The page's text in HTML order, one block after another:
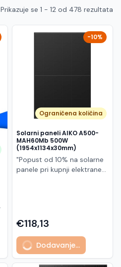
EN
Crnogorski
Prikazuje se 1 - 12 od 478 rezultata
-10%
Ograničena količina
Solarni paneli AIKO A500-
MAH60Mb 500W
(1954x1134x30mm)
"Popust od 10% na solarne
panele pri kupnji elektrane
500 W iz Neostar 2S serije,
baziran na naprednoj N-
type ABC (All Back Contact)
tehnologiji. Ovaj panel je
namijenjen za moderne
€118,13
Dodavanje...